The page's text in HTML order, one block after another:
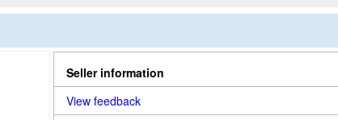
Seller information
View feedback